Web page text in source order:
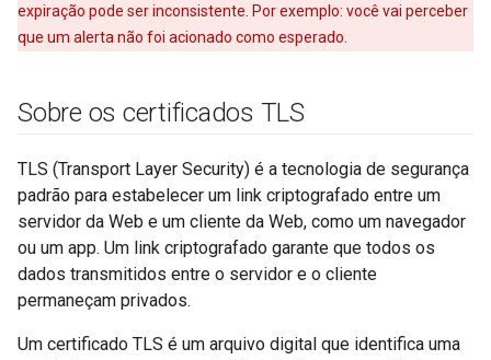
expiração pode ser inconsistente. Por exemplo: você vai perceber
que um alerta não foi acionado como esperado.
Sobre os certificados TLS
TLS (Transport Layer Security) é a tecnologia de segurança
padrão para estabelecer um link criptografado entre um
servidor da Web e um cliente da Web, como um navegador
ou um app. Um link criptografado garante que todos os
dados transmitidos entre o servidor e o cliente
permaneçam privados.
Um certificado TLS é um arquivo digital que identifica uma